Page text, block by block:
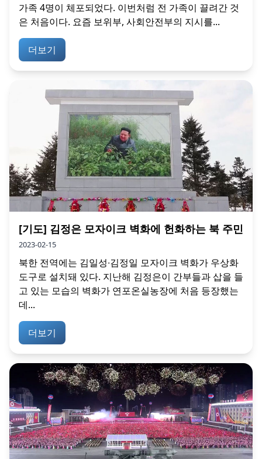
가족 4명이 체포되었다. 이번처럼 전 가족이 끌려간 것
은 처음이다. 요즘 보위부, 사회안전부의 지시를...
더보기
[기도] 김정은 모자이크 벽화에 헌화하는 북 주민
2023-02-15
북한 전역에는 김일성∙김정일 모자이크 벽화가 우상화
도구로 설치돼 있다. 지난해 김정은이 간부들과 삽을 들
고 있는 모습의 벽화가 연포온실농장에 처음 등장했는
데...
더보기